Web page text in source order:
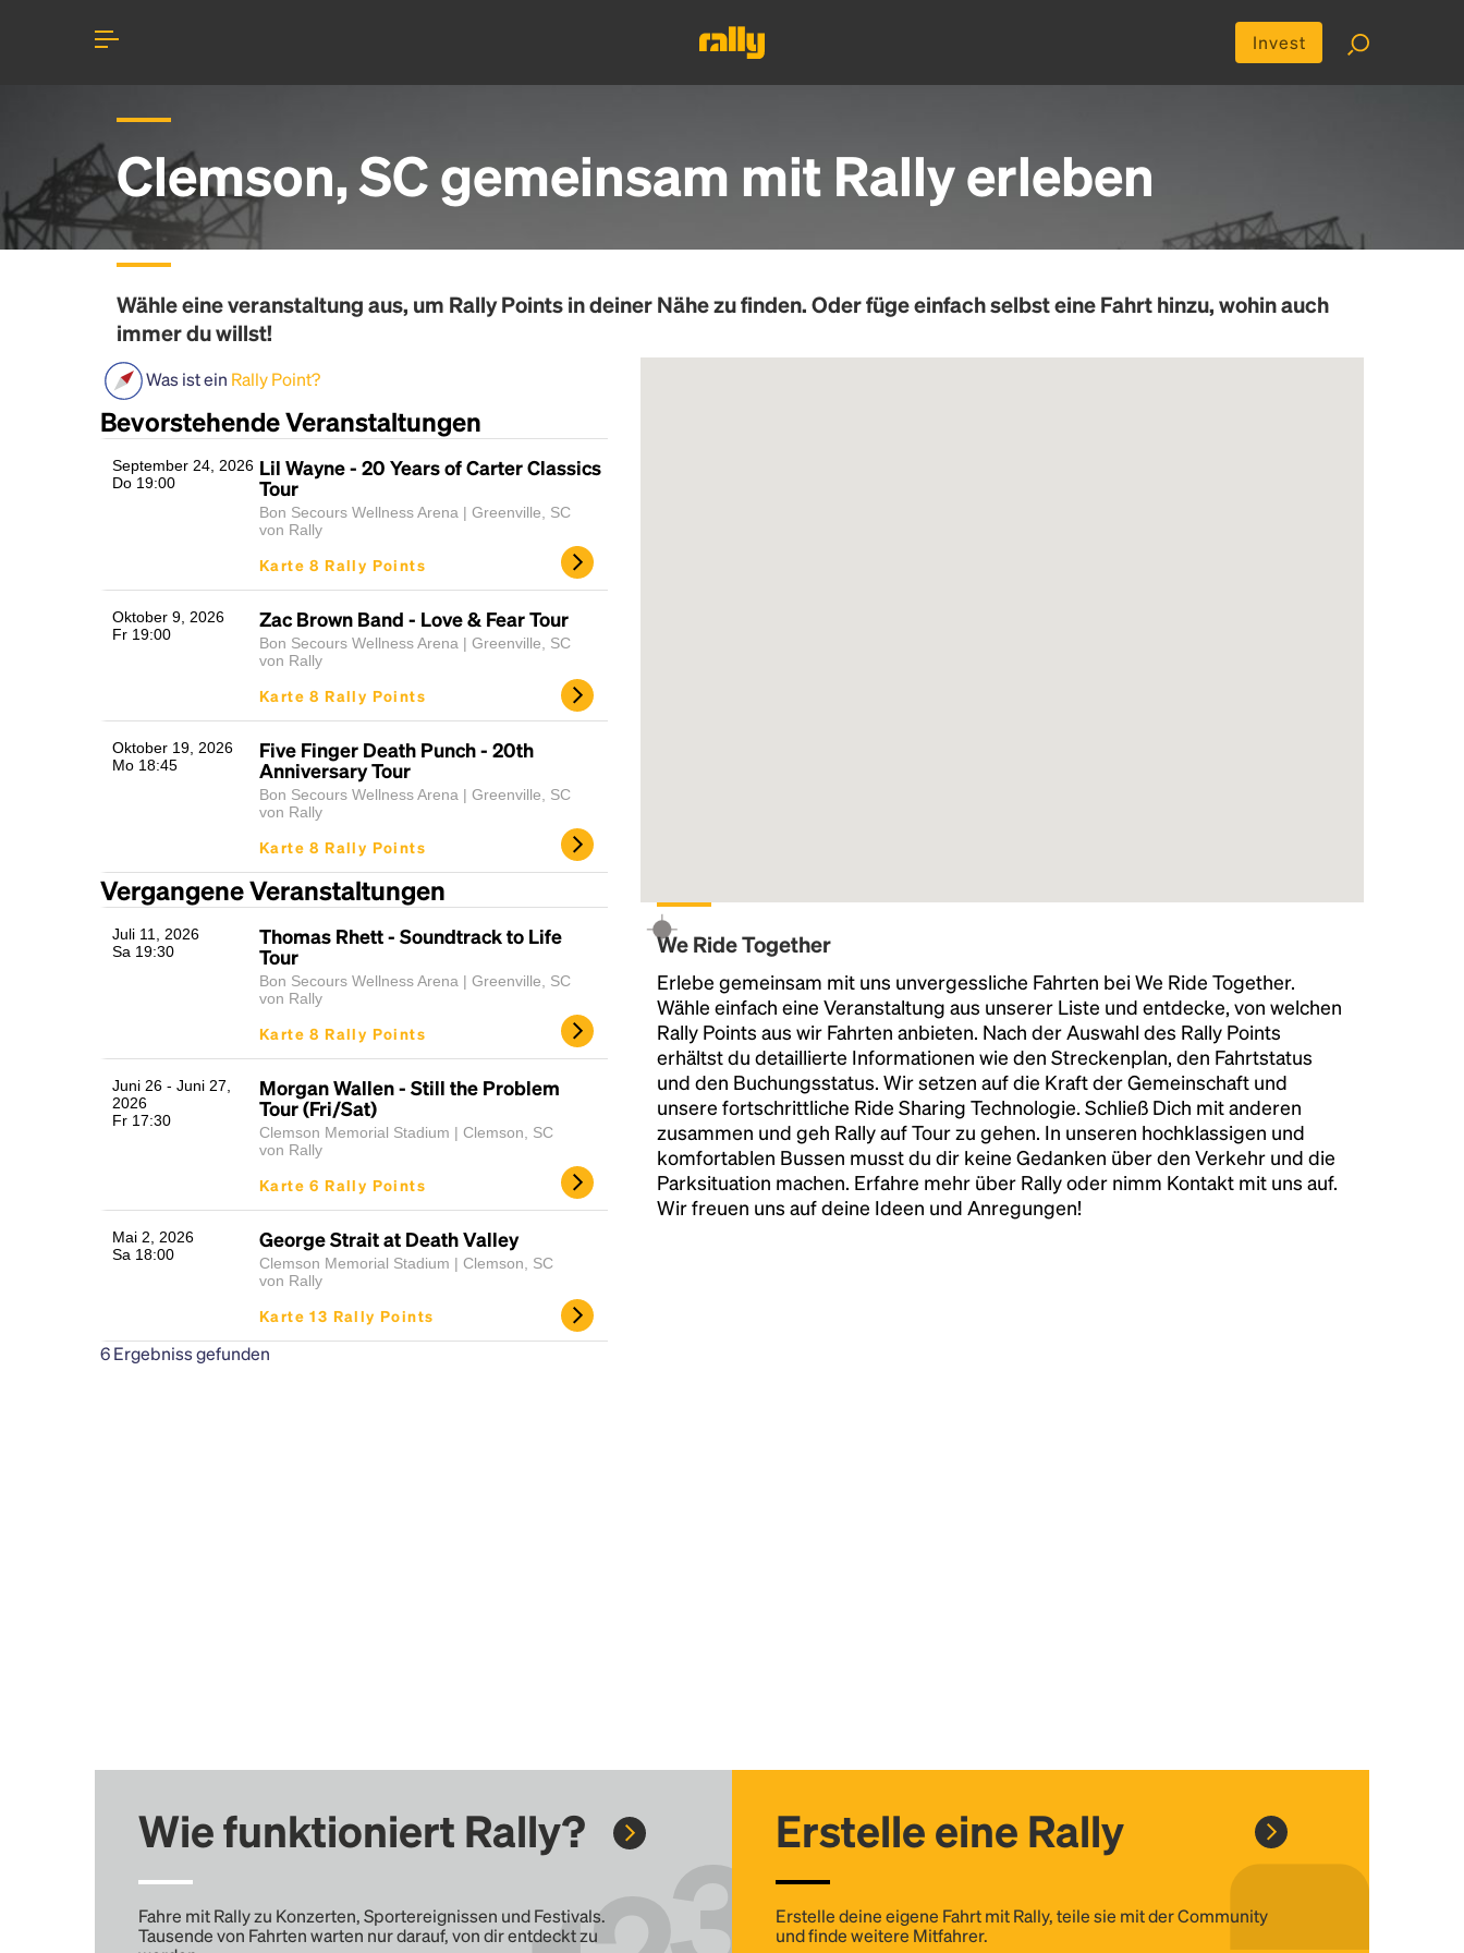
Invest
Clemson, SC gemeinsam mit Rally erleben
Wähle eine veranstaltung aus, um Rally Pointsin deiner Nähe zu finden. Oder füge einfach selbst eine Fahrt hinzu, wohin auch
immer du willst!
Was ist ein Rally Point?
Bevorstehende Veranstaltungen
September 24, 2026
Do 19:00
Lil Wayne - 20 Years of Carter Classics
Tour
Bon Secours Wellness Arena | Greenville, SC
von Rally
Karte 8 Rally Points
Oktober 9, 2026
Fr 19:00
Zac Brown Band - Love & Fear Tour
Bon Secours Wellness Arena | Greenville, SC
von Rally
Karte 8 Rally Points
Oktober 19, 2026
Mo 18:45
Five Finger Death Punch - 20th
Anniversary Tour
Bon Secours Wellness Arena | Greenville, SC
von Rally
Karte 8 Rally Points
Vergangene Veranstaltungen
Juli 11, 2026
Sa 19:30
Thomas Rhett - Soundtrack to Life
Tour
Bon Secours Wellness Arena | Greenville, SC
von Rally
Karte 8 Rally Points
Juni 26 - Juni 27,
2026
Fr 17:30
Morgan Wallen - Still the Problem
Tour (Fri/Sat)
Clemson Memorial Stadium | Clemson, SC
von Rally
Karte 6 Rally Points
Mai 2, 2026
Sa 18:00
George Strait at Death Valley
Clemson Memorial Stadium | Clemson, SC
von Rally
Karte 13 Rally Points
6Ergebniss gefunden
We Ride Together
Erlebe gemeinsam mit uns unvergessliche Fahrten bei We Ride Together.
Wähle einfach eine Veranstaltung aus unserer Liste und entdecke, von welchen
Rally Points aus wir Fahrten anbieten. Nach der Auswahl des Rally Points
erhältst du detaillierte Informationen wie den Streckenplan, den Fahrtstatus
und den Buchungsstatus. Wir setzen auf die Kraft der Gemeinschaft und
unsere fortschrittliche Ride Sharing Technologie. Schließ Dich mit anderen
zusammen und geh Rally auf Tour zu gehen. In unseren hochklassigen und
komfortablen Bussen musst du dir keine Gedanken über den Verkehr und die
Parksituation machen. Erfahre mehr über Rally oder nimm Kontakt mit uns auf.
Wir freuen uns auf deine Ideen und Anregungen!
Wie funktioniert Rally?
Fahre mit Rally zu Konzerten, Sportereignissen und Festivals.
Tausende von Fahrten warten nur darauf, von dir entdeckt zu
Erstelle eine Rally
Erstelle deine eigene Fahrt mit Rally, teile sie mit der Community
und finde weitere Mitfahrer.
printing and typesetting industry.
Ipsum has been the industry's standard
unknown printer took a galley of type and
scrambled it to make a type specimen book. It
has survived not only five centuries, but also
the leap into electronic typesetting, remaining
essentially unchanged.